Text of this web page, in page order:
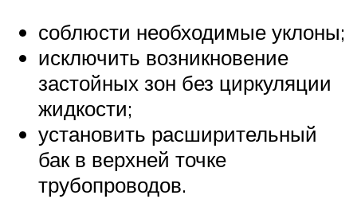
соблюсти необходимые уклоны;
исключить возникновение
застойных зон без циркуляции
жидкости;
установить расширительный
бак в верхней точке
трубопроводов.